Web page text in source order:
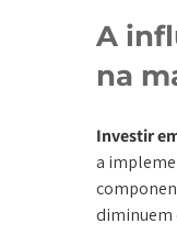
A
na
Investir
a
diminuem